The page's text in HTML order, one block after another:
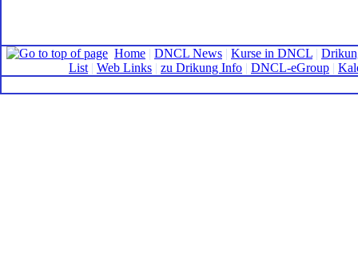
Home | DNCL News | Kurse in DNCL |
List | Web Links | zu Drikung Info | DNCL-eGroup |